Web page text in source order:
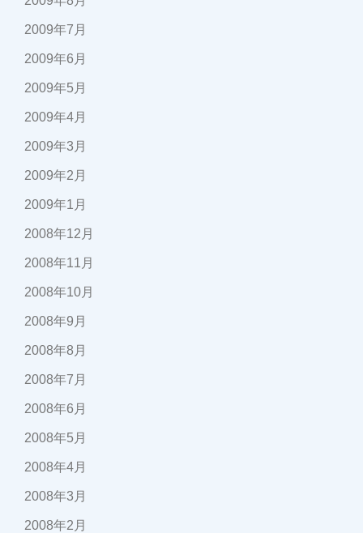
2009年7月
2009年6月
2009年5月
2009年4月
2009年3月
2009年2月
2009年1月
2008年12月
2008年11月
2008年10月
2008年9月
2008年8月
2008年7月
2008年6月
2008年5月
2008年4月
2008年3月
2008年2月